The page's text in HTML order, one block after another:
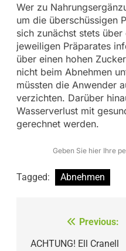
Wer zu
um die überschüssigen
sich zunächst stets
jeweiligen Präparates
über einen hohen
nicht beim Abnehmen
müssten die Anwender
verzichten. Darüber
Wasserverlust mit
gerechnet werden.
Geben Sie hier Ihre
Tagged: Abnehmen
Previous:
ACHTUNG! Ell Cranell